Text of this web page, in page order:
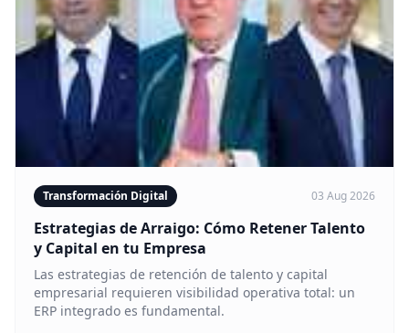
Transformación Digital 03 Aug 2026
Estrategias de Arraigo: Cómo Retener Talento
y Capital en tu Empresa
Las estrategias de retención de talento y capital
empresarial requieren visibilidad operativa total: un
ERP integrado es fundamental.